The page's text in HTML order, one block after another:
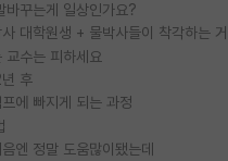
바꾸는게 일상인가요?
대학원생 + 물박사들이 착각하는 거
교수는 피하세요
후
에 빠지게 되는 과정
엔 정말 도움많이됐는데